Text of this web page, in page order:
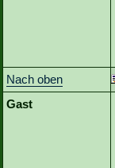
Nach oben
Gast